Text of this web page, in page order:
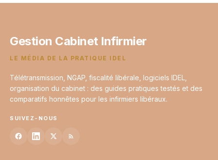
Gestion Cabinet Infirmier
LE MÉDIA DE LA PRATIQUE IDEL
Télétransmission, NGAP, fiscalité libérale, logiciels IDEL,
organisation du cabinet : des guides pratiques testés et des
comparatifs honnêtes pour les infirmiers libéraux.
SUIVEZ-NOUS